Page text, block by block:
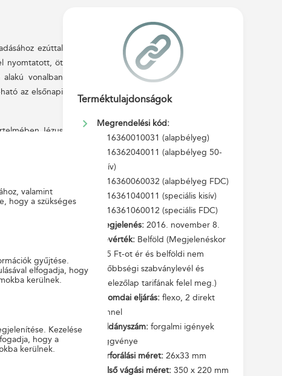
ezúttal
nyomtatott, öt
vonalban
az elsőnapi
Jézus
ember
négynyelvű –
NOЁL !”)
illusztrált
ügyfeleink
Terméktulajdonságok
Megrendelési kód:
2016360010031 (alapbélyeg)
2016362040011 (alapbélyeg 50-
es ív)
2016360060032 (alapbélyeg FDC)
2016361040011 (speciális kisív)
2016361060012 (speciális FDC)
Megjelenés: 2016. november 8.
Névérték: Belföld (Megjelenéskor
115 Ft-ot ér és belföldi nem
elsőbbségi szabványlevél és
levelezőlap tarifának felel meg.)
Nyomdai eljárás: flexo, 2 direkt
színnel
Példányszám: forgalmi igények
függvénye
Perforálási méret: 26x33 mm
Külső vágási méret: 350 x 220 mm
valamint
hogy a szükséges
gyűjtése.
elfogadja, hogy
kerülnek.
Kezelése
hogy a
kerülnek.